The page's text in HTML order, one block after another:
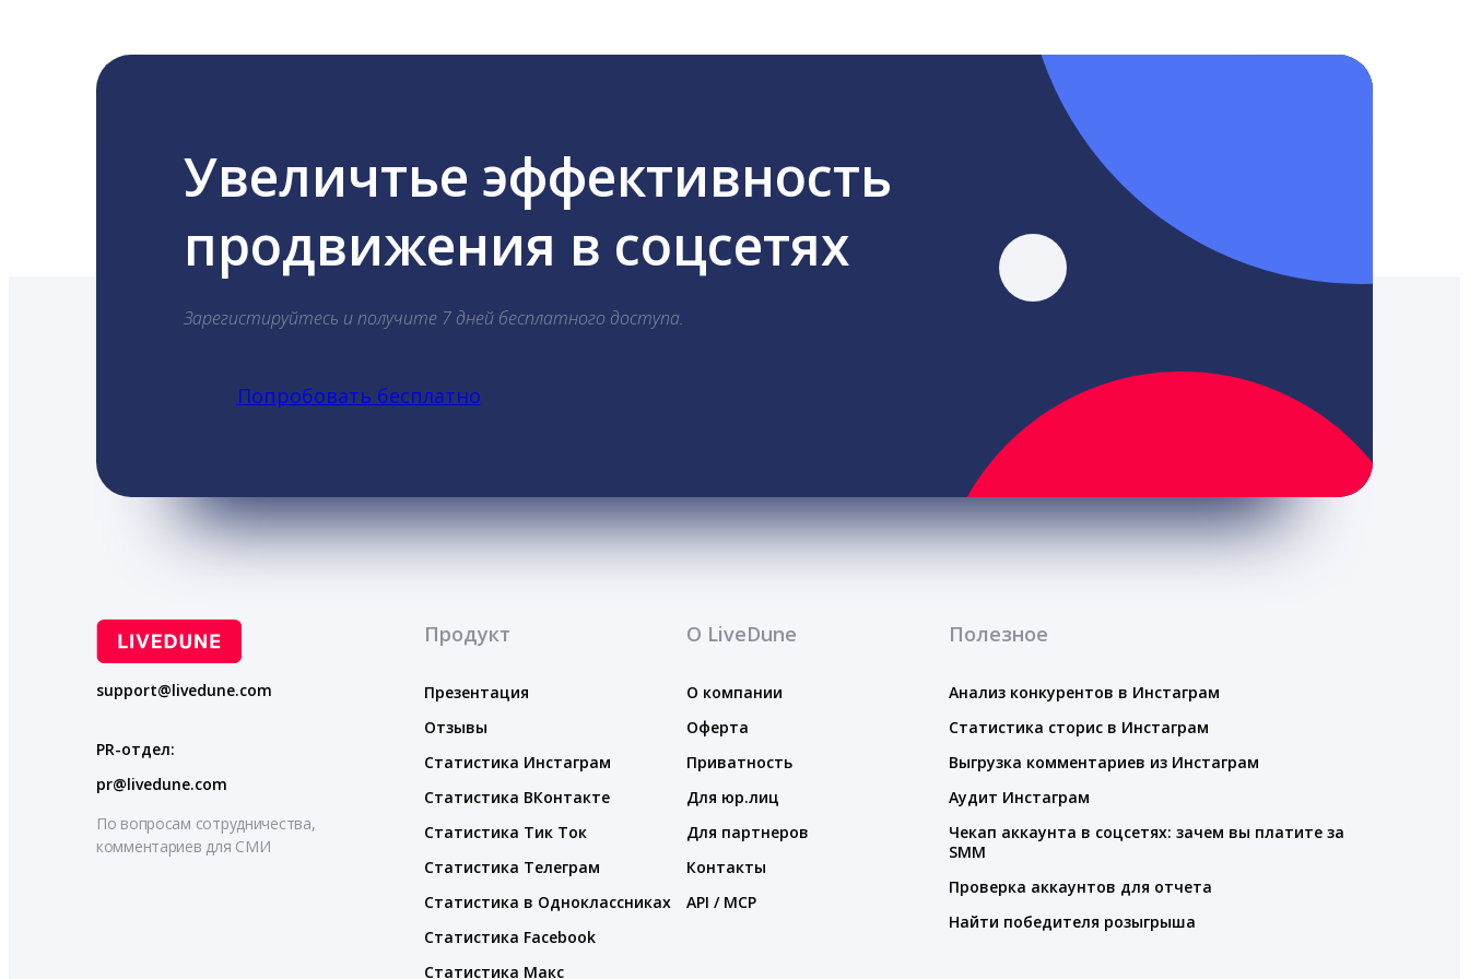
Увеличтье эффективность
продвижения в соцсетях
Зарегистируйтесь и получите 7 дней бесплатного доступа.
Попробовать бесплатно
support@livedune.com
PR-отдел:
pr@livedune.com
По вопросам сотрудничества,
комментариев для СМИ
Продукт
Презентация
Отзывы
Статистика Инстаграм
Статистика ВКонтакте
Статистика Тик Ток
Статистика Телеграм
Статистика в Одноклассниках
Статистика Facebook
Статистика Макс
О LiveDune
О компании
Оферта
Приватность
Для юр.лиц
Для партнеров
Контакты
API / MCP
Полезное
Анализ конкурентов в Инстаграм
Статистика сторис в Инстаграм
Выгрузка комментариев из Инстаграм
Аудит Инстаграм
Чекап аккаунта в соцсетях: зачем вы платите за
SMM
Проверка аккаунтов для отчета
Найти победителя розыгрыша